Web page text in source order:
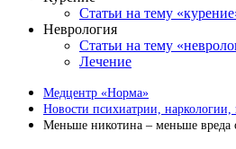
Статьи на тему
Неврология
Статьи на тему
Лечение
Медцентр «Норма»
Новости психиатрии, наркологии,
Меньше никотина – меньше вреда